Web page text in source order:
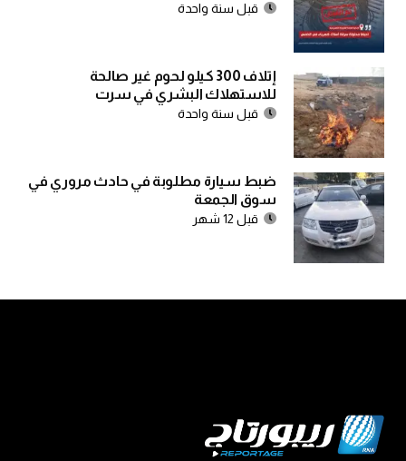
قبل سنة واحدة
إتلاف 300 كيلو لحوم غير صالحة
للاستهلاك البشري في سرت
قبل سنة واحدة
ضبط سيارة مطلوبة في حادث مروري في
سوق الجمعة
قبل 12 شهر